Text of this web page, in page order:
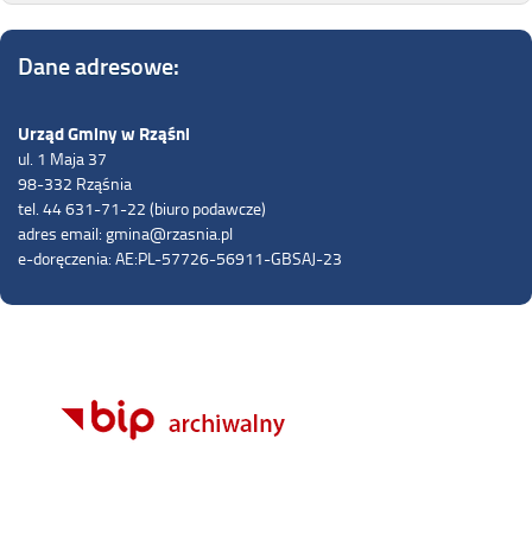
Dane adresowe:
Urząd Gminy w Rząśni
ul. 1 Maja 37
98-332 Rząśnia
tel. 44 631-71-22 (biuro podawcze)
adres email: gmina@rzasnia.pl
e-doręczenia: AE:PL-57726-56911-GBSAJ-23